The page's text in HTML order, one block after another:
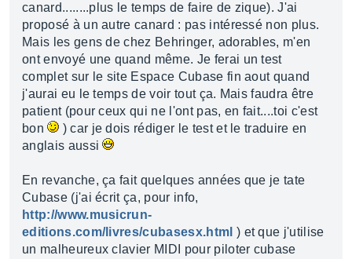
canard........plus le temps de faire de zique). J'ai
proposé à un autre canard : pas intéressé non plus.
Mais les gens de chez Behringer, adorables, m'en
ont envoyé une quand même. Je ferai un test
complet sur le site Espace Cubase fin aout quand
j'aurai eu le temps de voir tout ça. Mais faudra être
patient (pour ceux qui ne l'ont pas, en fait....toi c'est
bon
) car je dois rédiger le test et le traduire en
anglais aussi
En revanche, ça fait quelques années que je tate
Cubase (j'ai écrit ça, pour info,
http://www.musicrun-
editions.com/livres/cubasesx.html ) et que j'utilise
un malheureux clavier MIDI pour piloter cubase